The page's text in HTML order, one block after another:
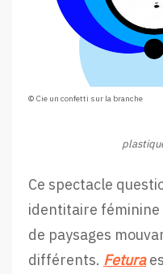
© Cie un confetti sur la branche
Ce spectacle
identitaire
de paysages
différents. Fetura